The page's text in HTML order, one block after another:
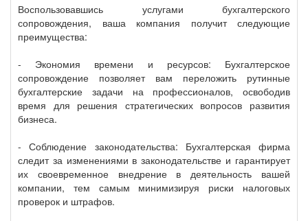
Воспользовавшись услугами бухгалтерского
сопровождения, ваша компания получит следующие
преимущества:
- Экономия времени и ресурсов: Бухгалтерское
сопровождение позволяет вам переложить рутинные
бухгалтерские задачи на профессионалов, освободив
время для решения стратегических вопросов развития
бизнеса.
- Соблюдение законодательства: Бухгалтерская фирма
следит за изменениями в законодательстве и гарантирует
их своевременное внедрение в деятельность вашей
компании, тем самым минимизируя риски налоговых
проверок и штрафов.